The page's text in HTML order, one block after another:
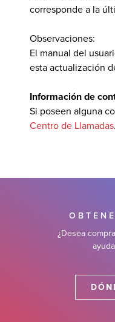
corresponde a la
Observaciones:
El manual del
esta actualización
Información de
Si poseen alguna
Centro de Llamadas.
¿Desea